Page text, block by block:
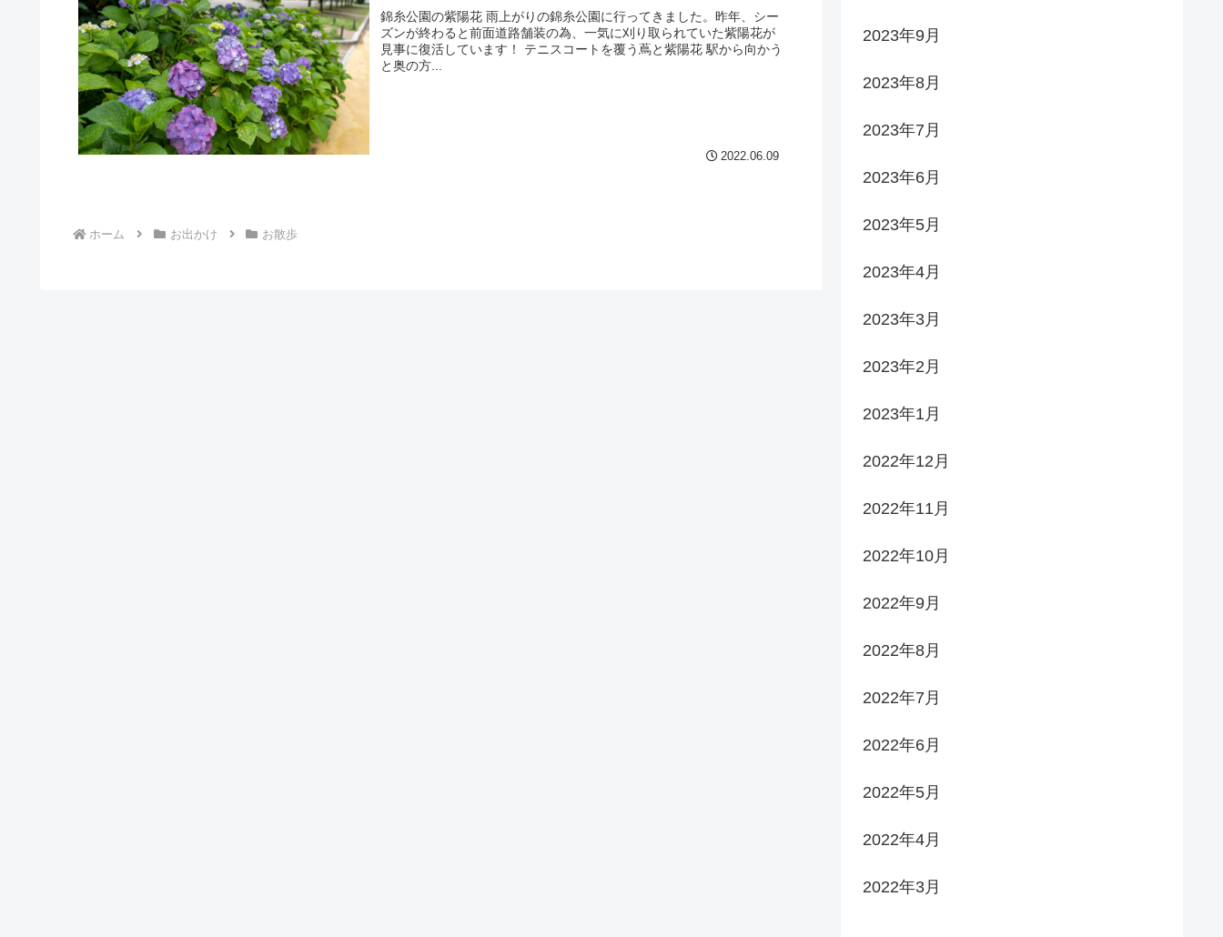
錦糸公園の紫陽花 雨上がりの錦糸公園に行ってきました。昨年、シー
ズンが終わると前面道路舗装の為、一気に刈り取られていた紫陽花が
見事に復活しています！ テニスコートを覆う蔦と紫陽花 駅から向かう
と奥の方...
2022.06.09
ホーム お出かけ お散歩
2023年9月
2023年8月
2023年7月
2023年6月
2023年5月
2023年4月
2023年3月
2023年2月
2023年1月
2022年12月
2022年11月
2022年10月
2022年9月
2022年8月
2022年7月
2022年6月
2022年5月
2022年4月
2022年3月